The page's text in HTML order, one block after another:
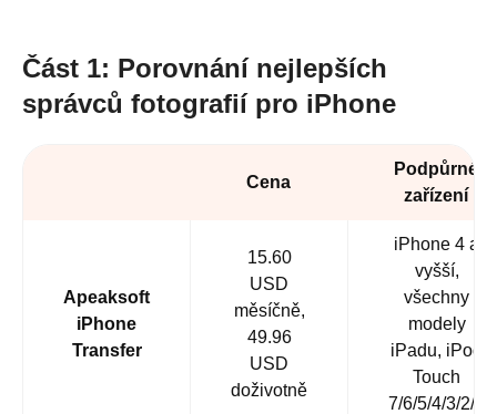
Část 1: Porovnání nejlepších
správců fotografií pro iPhone
Cena
Podpůrné
zařízení
Apeaksoft
iPhone
Transfer
15.60
USD
měsíčně,
49.96
USD
doživotně
iPhone 4 a
vyšší,
všechny
modely
iPadu, iPod
Touch
7/6/5/4/3/2/1